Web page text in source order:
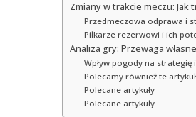
Zmiany w trakcie meczu: Jak
Przedmeczowa odprawa i
Piłkarze rezerwowi i ich
Analiza gry: Przewaga
Wpływ pogody na strategię i
Polecamy również te
Polecane artykuły
Polecane artykuły